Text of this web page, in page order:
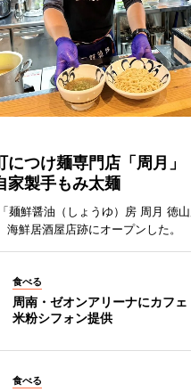
につけ麺専門店「周月
家製手もみ太麺
麺鮮醤油（しょうゆ）房 周月 徳
海鮮居酒屋店跡にオープンした。
食べる
周南・ゼオンアリーナにカフ
米粉シフォン提供
食べる